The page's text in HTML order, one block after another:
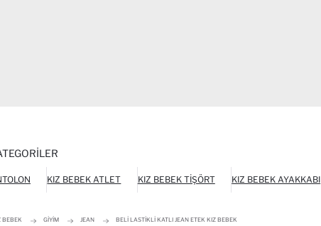
KIZ BEBEK ATLET KIZ BEBEK TIŞÖRT KIZ BEBEK AYAKKABI
BEBEK GIYIM JEAN BELI LASTIKLI KATLI JEAN ETEK KIZ BEBEK